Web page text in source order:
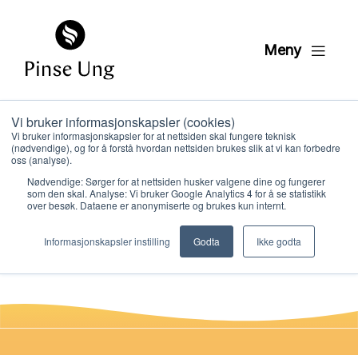
Vi bruker informasjonskapsler (cookies)
Vi bruker informasjonskapsler for at nettsiden skal fungere teknisk
(nødvendige), og for å forstå hvordan nettsiden brukes slik at vi kan forbedre
oss (analyse).
Nødvendige: Sørger for at nettsiden husker valgene dine og fungerer
som den skal. Analyse: Vi bruker Google Analytics 4 for å se statistikk
over besøk. Dataene er anonymiserte og brukes kun internt.
Informasjonskapsler instilling Godta Ikke godta
Meny
HK6 DVD dukketeater
leksjon 3
PER KRISTIAN LØVE
Hva vi gjør
Ressurser